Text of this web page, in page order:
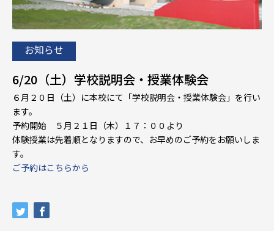
お知らせ
6/20（土）学校説明会・授業体験会
６月２０日（土）に本校にて「学校説明会・授業体験会」を行い
ます。
予約開始 ５月２１日（木）１７：００より
体験授業は先着順となりますので、お早めのご予約をお願いしま
す。
ご予約はこちらから